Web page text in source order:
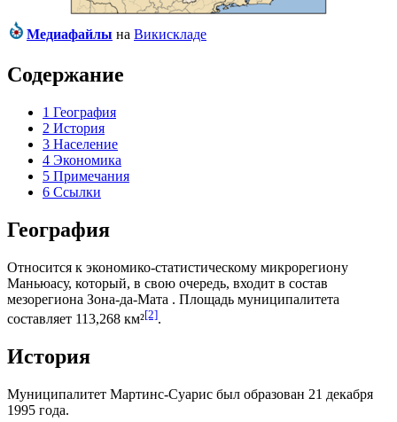
Медиафайлы на Викискладе
Содержание
1 География
2 История
3 Население
4 Экономика
5 Примечания
6 Ссылки
География
Относится к экономико-статистическому микрорегиону
Маньюасу, который, в свою очередь, входит в состав
мезорегиона Зона-да-Мата . Площадь муниципалитета
составляет 113,268 км²[2].
История
Муниципалитет Мартинс-Суарис был образован 21 декабря
1995 года.